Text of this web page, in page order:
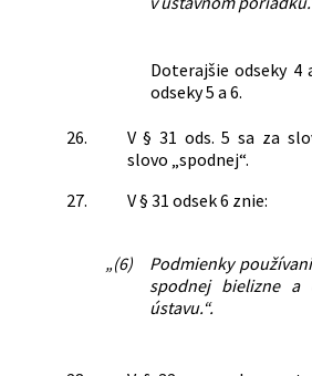
Doterajšie odseky 4
odseky 5 a 6.
26.
V § 31 ods. 5 sa za
slovo „spodnej“.
27.
V § 31 odsek 6 znie:
„(6)
Podmienky
spodnej bielizne
ústavu.“.